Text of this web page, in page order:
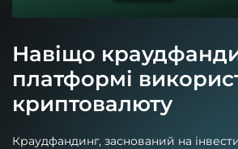
Навіщо
платформі
криптовалюту
Краудфандинг, заснований на